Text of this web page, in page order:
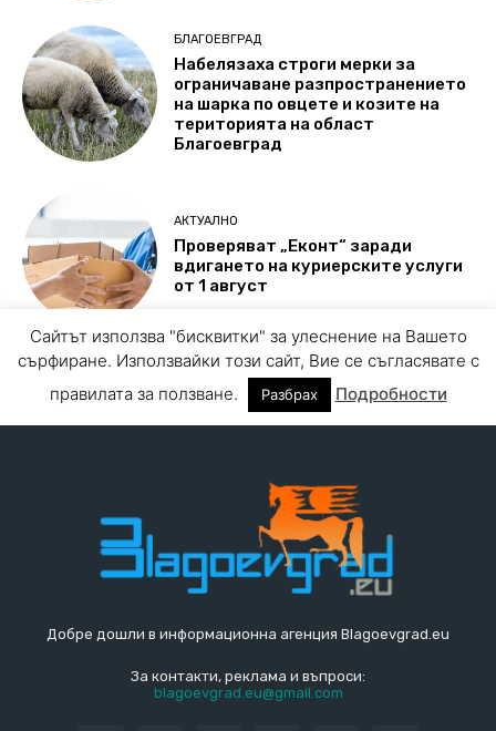
Добре дошли в информационна агенция Blagoevgrad.eu
За контакти, реклама и въпроси:
blagoevgrad.eu@gmail.com